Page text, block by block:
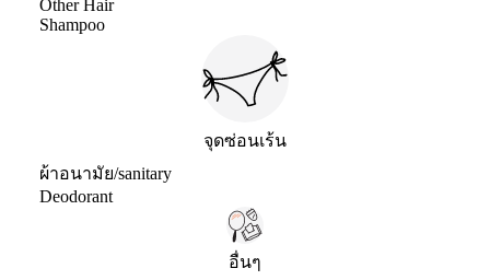
Other Hair
Shampoo
จุดซ่อนเร้น
ผ้าอนามัย/sanitary
Deodorant
อื่นๆ